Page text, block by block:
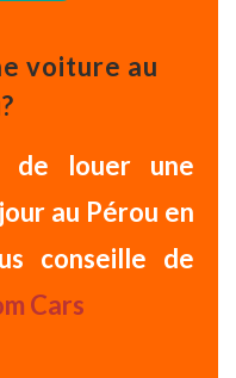
voiture au
de louer une
au Pérou en
conseille de
Cars